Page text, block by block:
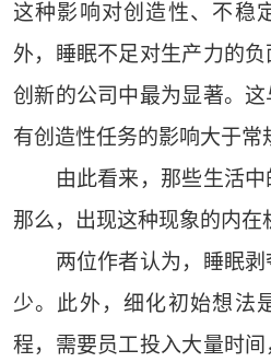
这种影响对创造性、不稳
外，睡眠不足对生产力的
创新的公司中最为显著。
有创造性任务的影响大于常
由此看来，那些生活中
那么，出现这种现象的内在
两位作者认为，睡眠剥
少。此外，细化初始想法
程，需要员工投入大量时